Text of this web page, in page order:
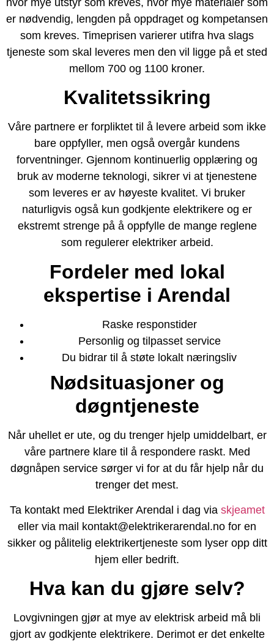
er nødvendig, lengden på oppdraget og kompetansen
som kreves. Timeprisen varierer utifra hva slags
tjeneste som skal leveres men den vil ligge på et sted
mellom 700 og 1100 kroner.
Kvalitetssikring
Våre partnere er forpliktet til å levere arbeid som ikke
bare oppfyller, men også overgår kundens
forventninger. Gjennom kontinuerlig opplæring og
bruk av moderne teknologi, sikrer vi at tjenestene
som leveres er av høyeste kvalitet. Vi bruker
naturligvis også kun godkjente elektrikere og er
ekstremt strenge på å oppfylle de mange reglene
som regulerer elektriker arbeid.
Fordeler med lokal
ekspertise i Arendal
Raske responstider
Personlig og tilpasset service
Du bidrar til å støte lokalt næringsliv
Nødsituasjoner og
døgntjeneste
Når uhellet er ute, og du trenger hjelp umiddelbart, er
våre partnere klare til å respondere raskt. Med
døgnåpen service sørger vi for at du får hjelp når du
trenger det mest.
Ta kontakt med Elektriker Arendal i dag via skjeamet
eller via mail kontakt@elektrikerarendal.no for en
sikker og pålitelig elektrikertjeneste som lyser opp ditt
hjem eller bedrift.
Hva kan du gjøre selv?
Lovgivningen gjør at mye av elektrisk arbeid må bli
gjort av godkjente elektrikere. Derimot er det enkelte